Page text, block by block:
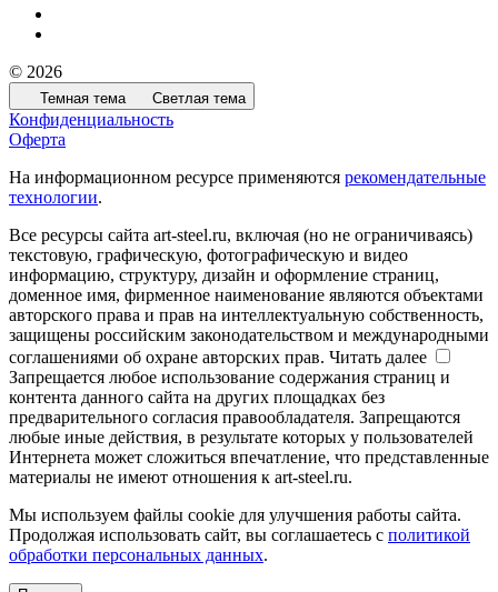
© 2026
Темная тема Светлая тема
Конфиденциальность
Оферта
На информационном ресурсе применяются рекомендательные
технологии.
Все ресурсы сайта art-steel.ru, включая (но не ограничиваясь)
текстовую, графическую, фотографическую и видео
информацию, структуру, дизайн и оформление страниц,
доменное имя, фирменное наименование являются объектами
авторского права и прав на интеллектуальную собственность,
защищены российским законодательством и международными
соглашениями об охране авторских прав. Читать далее
Запрещается любое использование содержания страниц и
контента данного сайта на других площадках без
предварительного согласия правообладателя. Запрещаются
любые иные действия, в результате которых у пользователей
Интернета может сложиться впечатление, что представленные
материалы не имеют отношения к art-steel.ru.
Мы используем файлы cookie для улучшения работы сайта.
Продолжая использовать сайт, вы соглашаетесь с политикой
обработки персональных данных.